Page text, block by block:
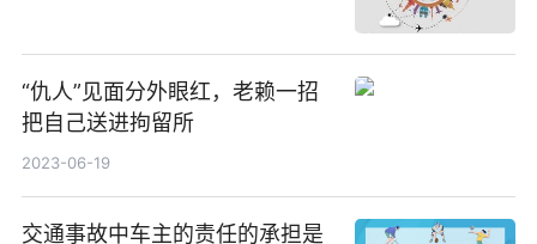
“仇人”见面分外眼红，老赖一招
把自己送进拘留所
2023-06-19
交通事故中车主的责任的承担是